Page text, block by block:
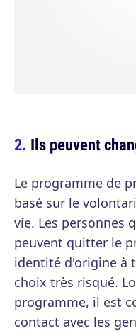
Ils peuvent
Le programme de
basé sur le
vie. Les personnes
peuvent quitter le
identité d'origine à
choix très risqué.
programme, il est
contact avec les